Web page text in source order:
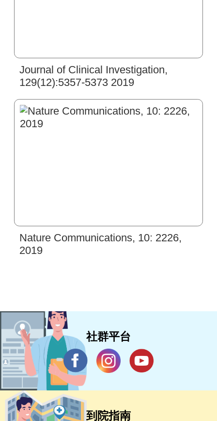
Journal of Clinical Investigation,
129(12):5357-5373 2019
Nature Communications, 10: 2226,
2019
社群平台
到院指南